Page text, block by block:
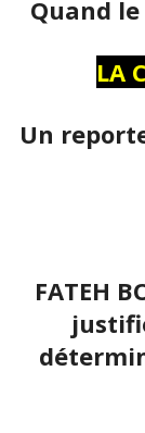
Quand
LA
Un
FATEH